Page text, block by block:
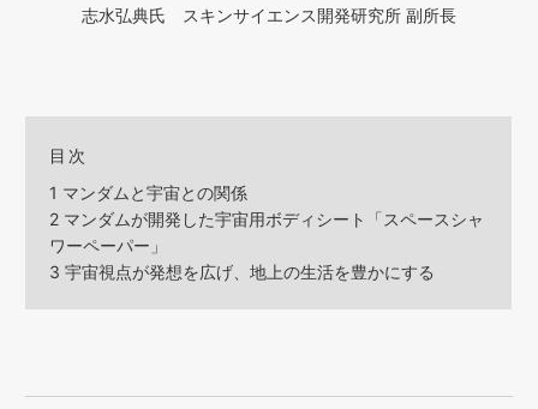
志水弘典氏 スキンサイエンス開発研究所 副所長
目次
1 マンダムと宇宙との関係
2 マンダムが開発した宇宙用ボディシート「スペースシャ
ワーペーパー」
3 宇宙視点が発想を広げ、地上の生活を豊かにする